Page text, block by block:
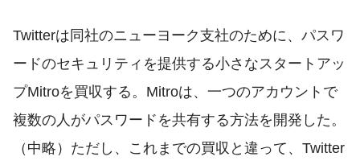
Twitterは同社のニューヨーク支社のために、パスワ
ードのセキュリティを提供する小さなスタートアッ
プMitroを買収する。Mitroは、一つのアカウントで
複数の人がパスワードを共有する方法を開発した。
（中略）ただし、これまでの買収と違って、Twitter